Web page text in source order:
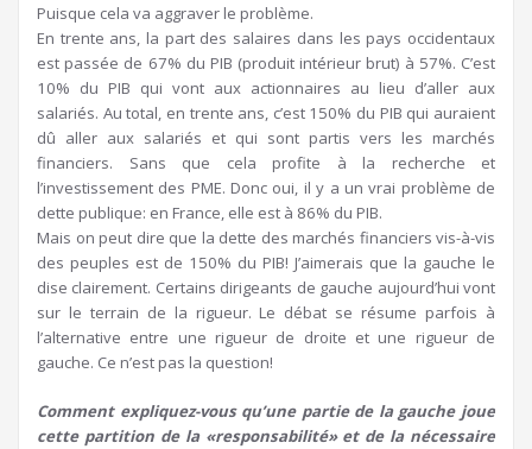
Puisque cela va aggraver le problème.
En trente ans, la part des salaires dans les pays occidentaux
est passée de 67% du PIB (produit intérieur brut) à 57%. C’est
10% du PIB qui vont aux actionnaires au lieu d’aller aux
salariés. Au total, en trente ans, c’est 150% du PIB qui auraient
dû aller aux salariés et qui sont partis vers les marchés
financiers. Sans que cela profite à la recherche et
l’investissement des PME. Donc oui, il y a un vrai problème de
dette publique: en France, elle est à 86% du PIB.
Mais on peut dire que la dette des marchés financiers vis-à-vis
des peuples est de 150% du PIB! J’aimerais que la gauche le
dise clairement. Certains dirigeants de gauche aujourd’hui vont
sur le terrain de la rigueur. Le débat se résume parfois à
l’alternative entre une rigueur de droite et une rigueur de
gauche. Ce n’est pas la question!
Comment expliquez-vous qu’une partie de la gauche joue
cette partition de la «responsabilité» et de la nécessaire